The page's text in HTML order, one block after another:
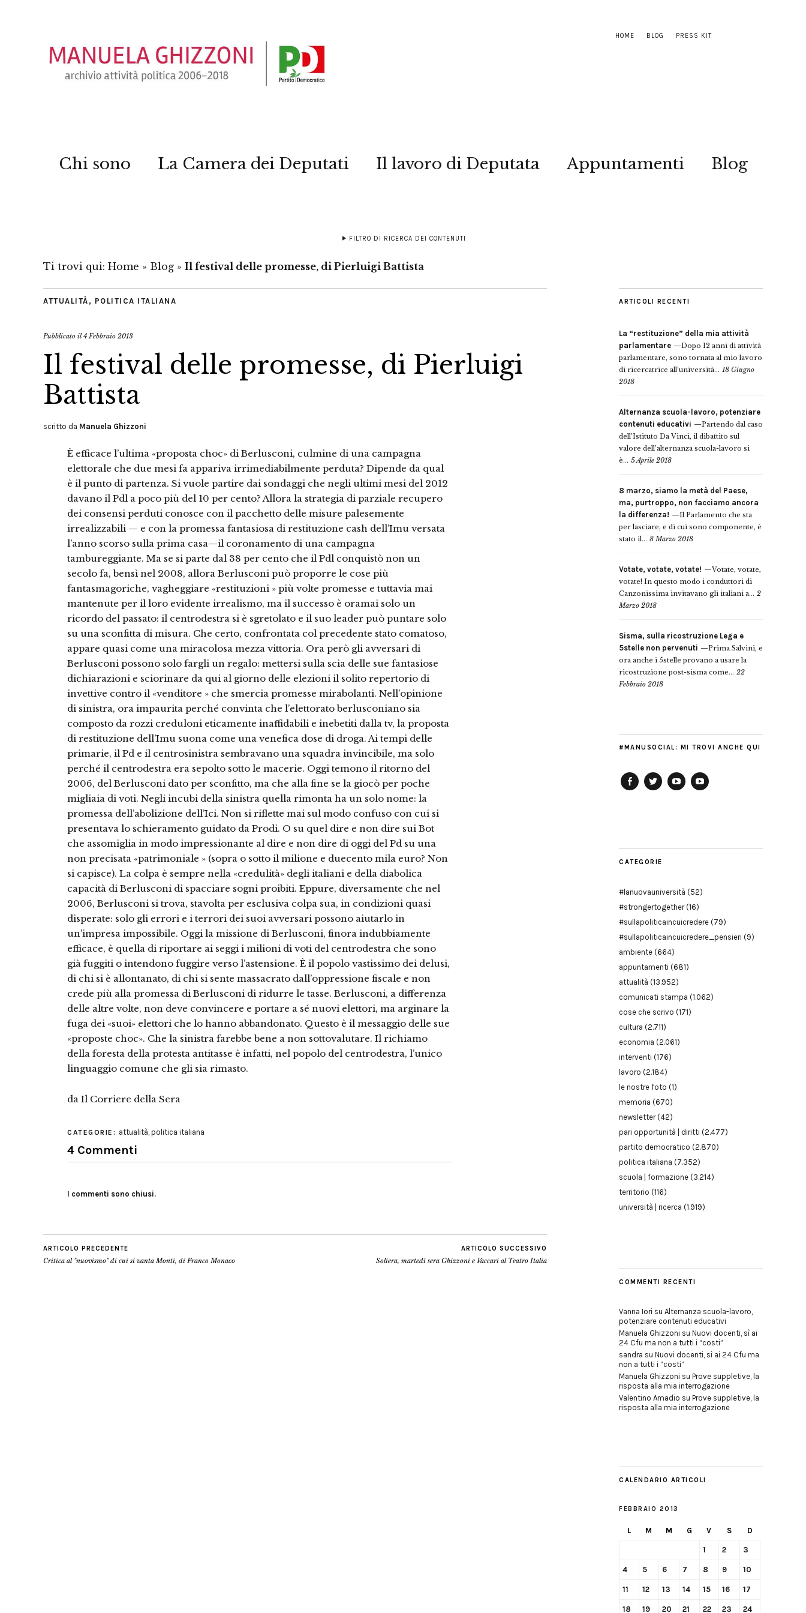
HOME BLOG PRESS KIT
Chi sono La Camera dei Deputati Il lavoro di Deputata Appuntamenti Blog
FILTRO DI RICERCA DEI CONTENUTI
Ti trovi qui: Home » Blog » Il festival delle promesse, di Pierluigi Battista
ATTUALITÀ , POLITICA ITALIANA
Pubblicato il4 Febbraio 2013
Il festival delle promesse, di Pierluigi
Battista
scritto da Manuela Ghizzoni
È efficace l’ultima «proposta choc» di Berlusconi, culmine di una campagna
elettorale che due mesi fa appariva irrimediabilmente perduta? Dipende da qual
è il punto di partenza. Si vuole partire dai sondaggi che negli ultimi mesi del 2012
davano il Pdl a poco più del 10 per cento? Allora la strategia di parziale recupero
dei consensi perduti conosce con il pacchetto delle misure palesemente
irrealizzabili — e con la promessa fantasiosa di restituzione cash dell’Imu versata
l’anno scorso sulla prima casa—il coronamento di una campagna
tambureggiante. Ma se si parte dal 38 per cento che il Pdl conquistò non un
secolo fa, bensì nel 2008, allora Berlusconi può proporre le cose più
fantasmagoriche, vagheggiare «restituzioni » più volte promesse e tuttavia mai
mantenute per il loro evidente irrealismo, ma il successo è oramai solo un
ricordo del passato: il centrodestra si è sgretolato e il suo leader può puntare solo
su una sconfitta di misura. Che certo, confrontata col precedente stato comatoso,
appare quasi come una miracolosa mezza vittoria. Ora però gli avversari di
Berlusconi possono solo fargli un regalo: mettersi sulla scia delle sue fantasiose
dichiarazioni e sciorinare da qui al giorno delle elezioni il solito repertorio di
invettive contro il «venditore » che smercia promesse mirabolanti. Nell’opinione
di sinistra, ora impaurita perché convinta che l’elettorato berlusconiano sia
composto da rozzi creduloni eticamente inaffidabili e inebetiti dalla tv, la proposta
di restituzione dell’Imu suona come una venefica dose di droga. Ai tempi delle
primarie, il Pd e il centrosinistra sembravano una squadra invincibile, ma solo
perché il centrodestra era sepolto sotto le macerie. Oggi temono il ritorno del
2006, del Berlusconi dato per sconfitto, ma che alla fine se la giocò per poche
migliaia di voti. Negli incubi della sinistra quella rimonta ha un solo nome: la
promessa dell’abolizione dell’Ici. Non si riflette mai sul modo confuso con cui si
presentava lo schieramento guidato da Prodi. O su quel dire e non dire sui Bot
che assomiglia in modo impressionante al dire e non dire di oggi del Pd su una
non precisata «patrimoniale » (sopra o sotto il milione e duecento mila euro? Non
si capisce). La colpa è sempre nella «credulità» degli italiani e della diabolica
capacità di Berlusconi di spacciare sogni proibiti. Eppure, diversamente che nel
2006, Berlusconi si trova, stavolta per esclusiva colpa sua, in condizioni quasi
disperate: solo gli errori e i terrori dei suoi avversari possono aiutarlo in
un’impresa impossibile. Oggi la missione di Berlusconi, finora indubbiamente
efficace, è quella di riportare ai seggi i milioni di voti del centrodestra che sono
già fuggiti o intendono fuggire verso l’astensione. È il popolo vastissimo dei delusi,
di chi si è allontanato, di chi si sente massacrato dall’oppressione fiscale e non
crede più alla promessa di Berlusconi di ridurre le tasse. Berlusconi, a differenza
delle altre volte, non deve convincere e portare a sé nuovi elettori, ma arginare la
fuga dei «suoi» elettori che lo hanno abbandonato. Questo è il messaggio delle sue
«proposte choc». Che la sinistra farebbe bene a non sottovalutare. Il richiamo
della foresta della protesta antitasse è infatti, nel popolo del centrodestra, l’unico
linguaggio comune che gli sia rimasto.
da Il Corriere della Sera
CATEGORIE: attualità, politica italiana
4 Commenti
I commenti sono chiusi.
ARTICOLO PRECEDENTE
Critica al "nuovismo" di cui si vanta Monti, di Franco Monaco
ARTICOLO SUCCESSIVO
Soliera, martedì sera Ghizzoni e Vaccari al Teatro Italia
ARTICOLI RECENTI
La “restituzione” della mia attività
parlamentare
Dopo 12 anni di attività
parlamentare, sono tornata al mio lavoro
di ricercatrice all’università... 18 Giugno
2018
Alternanza scuola-lavoro, potenziare
contenuti educativi
Partendo dal caso
dell’Istituto Da Vinci, il dibattito sul
valore dell’alternanza scuola-lavoro si
è... 5 Aprile 2018
8 marzo, siamo la metà del Paese,
ma, purtroppo, non facciamo ancora
la differenza!
Il Parlamento che sta
per lasciare, e di cui sono componente, è
stato il... 8 Marzo 2018
Votate, votate, votate!
Votate, votate,
votate! In questo modo i conduttori di
Canzonissima invitavano gli italiani a... 2
Marzo 2018
Sisma, sulla ricostruzione Lega e
5stelle non pervenuti
Prima Salvini, e
ora anche i 5stelle provano a usare la
ricostruzione post-sisma come... 22
Febbraio 2018
#MANUSOCIAL: MI TROVI ANCHE QUI
CATEGORIE
#lanuovauniversità (52)
#strongertogether(16)
#sullapoliticaincuicredere (79)
#sullapoliticaincuicredere_pensieri (9)
ambiente (664)
appuntamenti (681)
attualità (13.952)
comunicati stampa (1.062)
cose che scrivo (171)
cultura (2.711)
economia (2.061)
interventi (176)
lavoro (2.184)
le nostre foto (1)
memoria (670)
newsletter(42)
pari opportunità | diritti (2.477)
partito democratico (2.870)
politica italiana (7.352)
scuola | formazione (3.214)
territorio (116)
università | ricerca (1.919)
COMMENTI RECENTI
Vanna Iori su Alternanza scuola-lavoro,
potenziare contenuti educativi
Manuela Ghizzoni su Nuovi docenti, sì ai
24 Cfu ma non a tutti i “costi”
sandra su Nuovi docenti, sì ai 24 Cfu ma
non a tutti i “costi”
Manuela Ghizzoni su Prove suppletive, la
risposta alla mia interrogazione
Valentino Amadio su Prove suppletive, la
risposta alla mia interrogazione
CALENDARIO ARTICOLI
FEBBRAIO 2013
L M M G V S D
1 2 3
4 5 6 7 8 9 10
11 12 13 14 15 16 17
18 19 20 21 22 23 24